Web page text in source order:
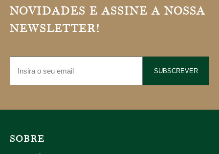
NOVIDADES E ASSINE A NOSSA
NEWSLETTER!
SUBSCREVER
SOBRE